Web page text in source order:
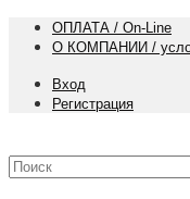
ОПЛАТА / On-Line
О КОМПАНИИ /
Вход
Регистрация